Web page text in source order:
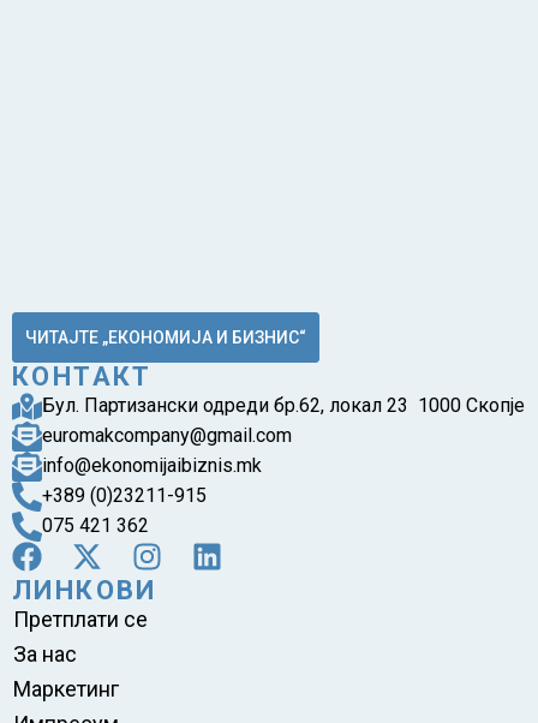
ЧИТАЈТЕ „ЕКОНОМИЈА И БИЗНИС“
КОНТАКТ
Бул. Партизански одреди бр.62, локал 23 1000 Скопје
euromakcompany@gmail.com
info@ekonomijaibiznis.mk
+389 (0)23211-915
075 421 362
ЛИНКОВИ
Претплати се
За нас
Маркетинг